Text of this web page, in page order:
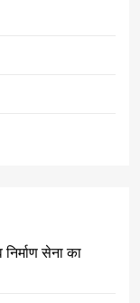
सेना का